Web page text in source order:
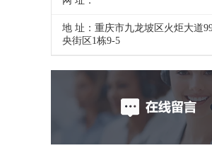
地 址：重庆市九龙坡区火炬大道
央街区1栋9-5